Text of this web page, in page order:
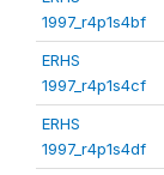
1997_r4p1s4bf
ERHS
1997_r4p1s4cf
ERHS
1997_r4p1s4df